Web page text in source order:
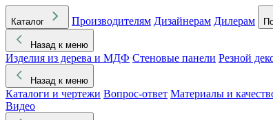
Каталог Производителям Дизайнерам Дилерам
Назад к меню
Изделия из дерева и МДФ Стеновые панели Резной
Назад к меню
Каталоги и чертежи Вопрос-ответ Материалы и
Видео